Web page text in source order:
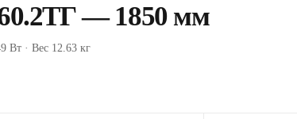
— 1850 мм
Вт · Вес 12.63 кг